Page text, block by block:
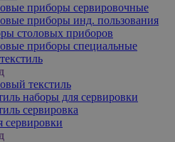
приборы сервировочные
приборы инд. пользования
столовых приборов
приборы специальные
текстиль
наборы для сервировки
сервировка
сервировки